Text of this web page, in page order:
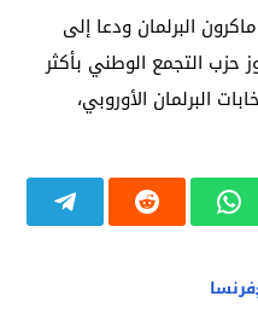
ماكرون البرلمان ودعا إلى
حزب التجمع الوطني بأكثر
البرلمان الأوروبي،
فرنسا